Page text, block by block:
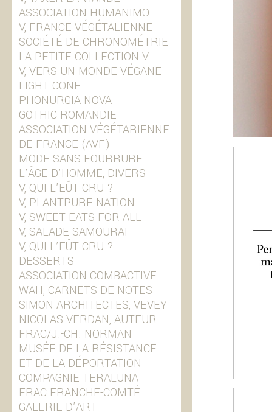
ASSOCIATION HUMANIMO
V, FRANCE VÉGÉTALIENNE
SOCIÉTÉ DE CHRONOMÉTRIE
LA PETITE COLLECTION V
V, VERS UN MONDE VÉGANE
LIGHT CONE
PHONURGIA NOVA
GOTHIC ROMANDIE
ASSOCIATION VÉGÉTARIENNE
DE FRANCE (AVF)
MODE SANS FOURRURE
L’ÂGE D'HOMME, DIVERS
V, QUI L’EÛT CRU ?
V, PLANTPURE NATION
V, SWEET EATS FOR ALL
V, SALADE SAMOURAI
V, QUI L’EÛT CRU ?
DESSERTS
ASSOCIATION COMBACTIVE
WAH, CARNETS DE NOTES
SIMON ARCHITECTES, VEVEY
NICOLAS VERDAN, AUTEUR
FRAC/J.-CH. NORMAN
MUSÉE DE LA RÉSISTANCE
ET DE LA DÉPORTATION
COMPAGNIE TERALUNA
FRAC FRANCHE-COMTÉ
GALERIE D’ART